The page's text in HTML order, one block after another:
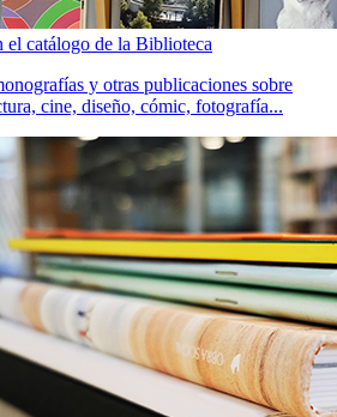
el catálogo de la Biblioteca
y otras publicaciones sobre
cine, diseño, cómic, fotografía...